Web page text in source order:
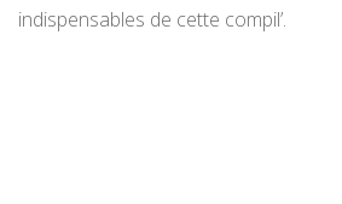
indispensables de cette compil’.